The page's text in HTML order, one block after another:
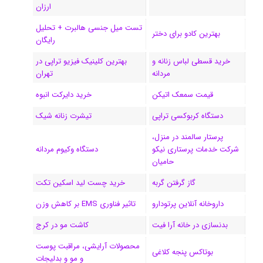
ن
ر
ارزان
بهترین کادو برای دختر
تست میل جنسی هالبرت + تحلیل
رایگان
خرید قسطی لباس زنانه و
مردانه
بهترین کلینیک فیزیو تراپی در
تهران
قیمت سمعک اتیکن
خرید دایرکت انبوه
دستگاه کربوکسی تراپی
تیشرت زنانه شیک
پرستار سالمند در منزل،
شرکت خدمات پرستاری نیکو
حامیان
دستگاه وکیوم مردانه
گاز گرفتن گربه
خرید چست لید اسکین تکت
داروخانه آنلاین پرتودارو
تاثیر فناوری EMS بر کاهش وزن
بدنسازی در خانه آرا فیت
کاشت مو در کرج
بوتاکس پنجه کلاغی
محصولات آرایشی، مراقبت پوست
و مو و بدلیجات